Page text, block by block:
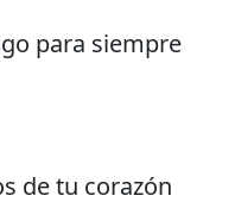
para siempre
de tu corazón